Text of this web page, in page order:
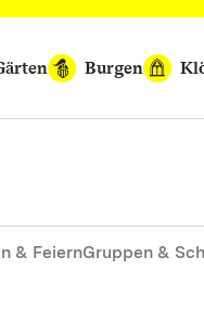
Burgen
& FeiernGruppen &